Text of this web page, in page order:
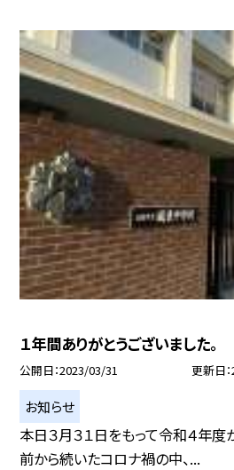
１年間ありがとうございました。
公開日 2023/03/31 更新日
お知らせ
本日３月３１日をもって令和４年度
前から続いたコロナ禍の中、...